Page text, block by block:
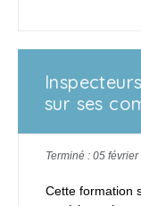
sur ses
Terminé : 05
Cette formation